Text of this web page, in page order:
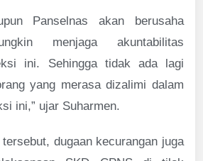
Panselnas akan berusaha
menjaga akuntabilitas
ini. Sehingga tidak ada lagi
yang merasa dizalimi dalam
ini,” ujar Suharmen.
dugaan kecurangan juga